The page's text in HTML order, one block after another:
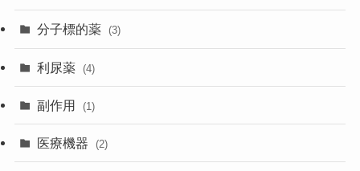
分子標的薬 (3)
利尿薬 (4)
副作用 (1)
医療機器 (2)